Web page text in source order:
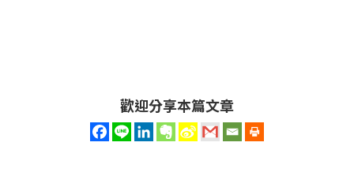
歡迎分享本篇文章